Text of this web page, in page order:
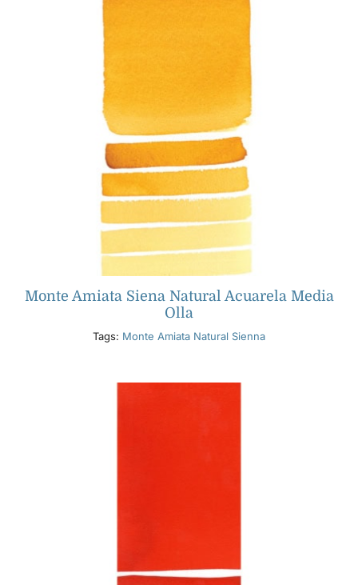
Monte Amiata Siena Natural Acuarela Media
Olla
Tags: Monte Amiata Natural Sienna